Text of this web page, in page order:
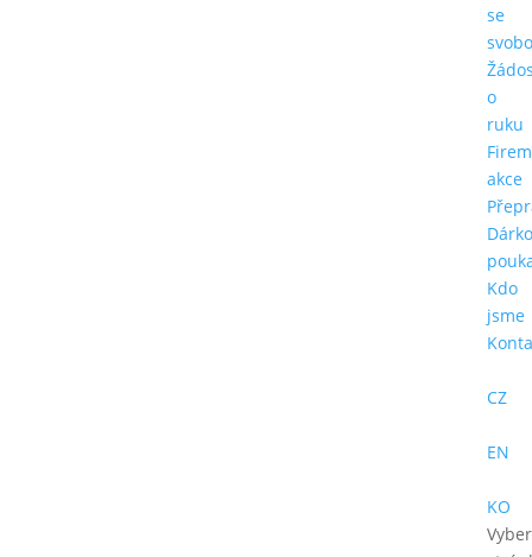
se
o
ruku
akce
Kdo
jsme
CZ
EN
KO